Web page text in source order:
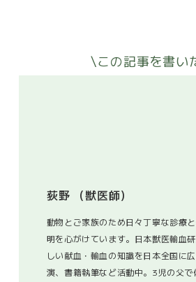
\この記事を書い
荻野 （獣医師）
動物とご家族のため日々丁寧な診療
明を心がけています。日本獣医輸血
しい献血・輸血の知識を日本全国に
演、書籍執筆など活動中。3児の父で